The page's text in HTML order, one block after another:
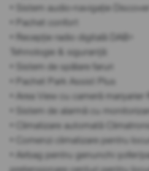
• Sistem audio-navigație
• Pachet confort
• Recepție radio digitală DAB+
Tehnologie & siguranță:
• Sistem de spălare faruri
• Pachet Park Assist Plus
• Area View cu cameră marșarier
• Sistem de alarmă cu
• Climatizare automată
• Comenzi climatizare pentru
• Airbag pentru genunchi șofer/